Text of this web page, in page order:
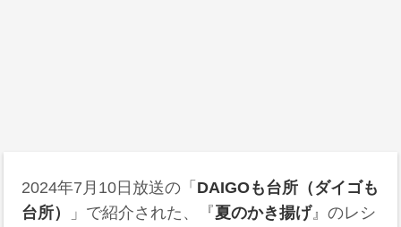
2024年7月10日 放送の「 DAIGOも台所（ダイゴも
台所）
」で紹介された、『夏のかき揚げ』のレシ